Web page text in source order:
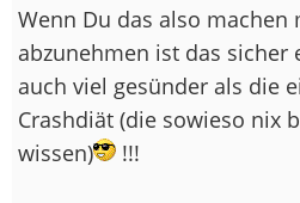
Wenn Du das also machen
abzunehmen ist das sicher
auch viel gesünder als die
Crashdiät (die sowieso nix
wissen)
!!!